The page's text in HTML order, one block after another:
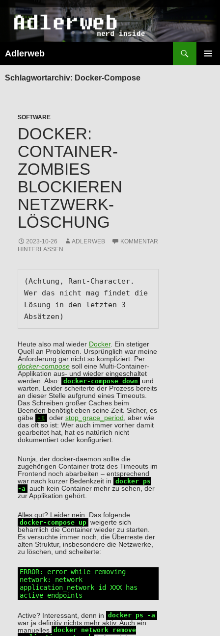
Adlerweb
SPRINGEN
Schlagwortarchiv: Docker-Compose
SOFTWARE
DOCKER:
CONTAINER-
ZOMBIES
BLOCKIEREN
NETZWERK-
LÖSCHUNG
2023-10-26 ADLERWEB
KOMMENTAR
HINTERLASSEN
(Achtung, Rant-Character.
Wer das nicht mag findet die
Lösung in den letzten 3
Absätzen)
Heute also mal wieder Docker. Ein stetiger
Quell an Problemen. Ursprünglich war meine
Anforderung gar nicht so kompliziert: Per
docker-composesoll eine Multi-Container-
Applikation aus- und wieder eingeschaltet
werden. Also: docker-compose down
und
warten. Leider scheiterte der Prozess bereits
an dieser Stelle aufgrund eines Timeouts.
Das Schreiben großer Caches beim
Beenden benötigt eben seine Zeit. Sicher, es
gäbe
-t oder stop_grace_period
, aber wie
das oft so ist: Wer auch immer vorher damit
gearbeitet hat, hat es natürlich nicht
dokumentiert oder konfiguriert.
Nunja, der docker-daemon sollte die
zugehörigen Container trotz des Timeouts im
Frontend noch abarbeiten – entsprechend
war nach kurzer Bedenkzeit in docker ps
-a auch kein Container mehr zu sehen, der
zur Applikation gehört.
Alles gut? Leider nein. Das folgende
docker-compose up weigerte sich
beharrlich die Container wieder zu starten.
Es versuchte immer noch, die Überreste der
alten Struktur, insbesondere die Netzwerke,
zu löschen, und scheiterte:
ERROR: error while removing
network: network
application_network id XXX has
active endpoints
Active? Interessant, denn in docker ps -a
war ja definitiv nichts mehr aktiv. Auch ein
manuelles docker network remove